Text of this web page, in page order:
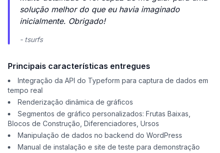
solução melhor do que eu havia imaginado
inicialmente. Obrigado!
- tsurfs
Principais características entregues
Integração da API do Typeform para captura de dados em
tempo real
Renderização dinâmica de gráficos
Segmentos de gráfico personalizados: Frutas Baixas,
Blocos de Construção, Diferenciadores, Ursos
Manipulação de dados no backend do WordPress
Manual de instalação e site de teste para demonstração